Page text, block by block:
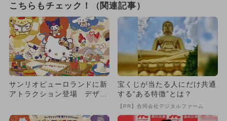
こちらもチェック！（関連記事）
サンリオピューロランドに新
アトラクション登場 デザイ
宝くじが当たる人にだけ共通
する“ある特徴”とは？
【PR】合同会社デジタルファーム